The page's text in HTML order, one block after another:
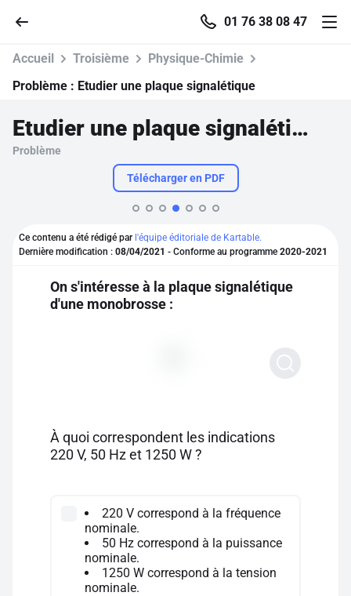
01 76 38 08 47
Accueil
Se connecter
S'inscrire gratuitement
Accueil Troisième
Physique-Chimie
Problème : Etudier une plaque signalétique
Etudier une plaque signalétique
Problème
Télécharger en PDF
Ce contenu a été rédigé par l'équipe éditoriale de Kartable.
Dernière modification : 08/04/2021 - Conforme au programme 2020-2021
On s'intéresse à la plaque signalétique
d'une monobrosse :
À quoi correspondent les indications
220 V, 50 Hz et 1250 W ?
220 V correspond à la fréquence
nominale.
50 Hz correspond à la puissance
nominale.
1250 W correspond à la tension
nominale.